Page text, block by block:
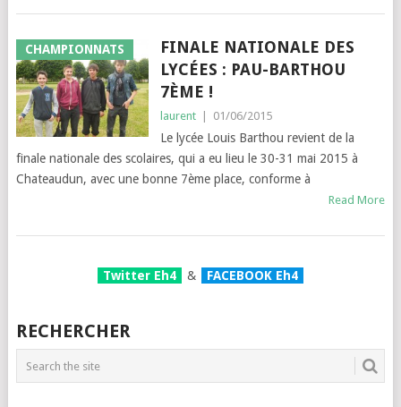
CHAMPIONNATS
FINALE NATIONALE DES
LYCÉES : PAU-BARTHOU
7ÈME !
laurent 01/06/2015
Le lycée Louis Barthou revient de la
finale nationale des scolaires, qui a eu lieu le 30-31 mai 2015 à
Chateaudun, avec une bonne 7ème place, conforme à
Read More
Twitter Eh4 & FACEBOOK Eh4
RECHERCHER